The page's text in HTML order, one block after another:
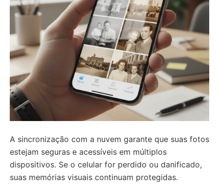
A sincronização com a nuvem garante que suas fotos
estejam seguras e acessíveis em múltiplos
dispositivos. Se o celular for perdido ou danificado,
suas memórias visuais continuam protegidas.